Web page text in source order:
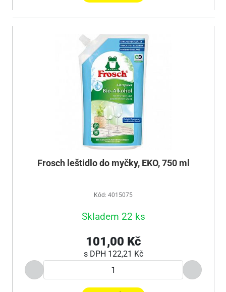
Frosch leštidlo do myčky, EKO, 750 ml
Kód: 4015075
Skladem 22 ks
101,00 Kč
s DPH 122,21 Kč